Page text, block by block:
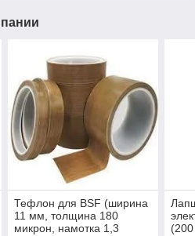
Тефлон для BSF (ширина
11 мм, толщина 180
микрон, намотка 1,3